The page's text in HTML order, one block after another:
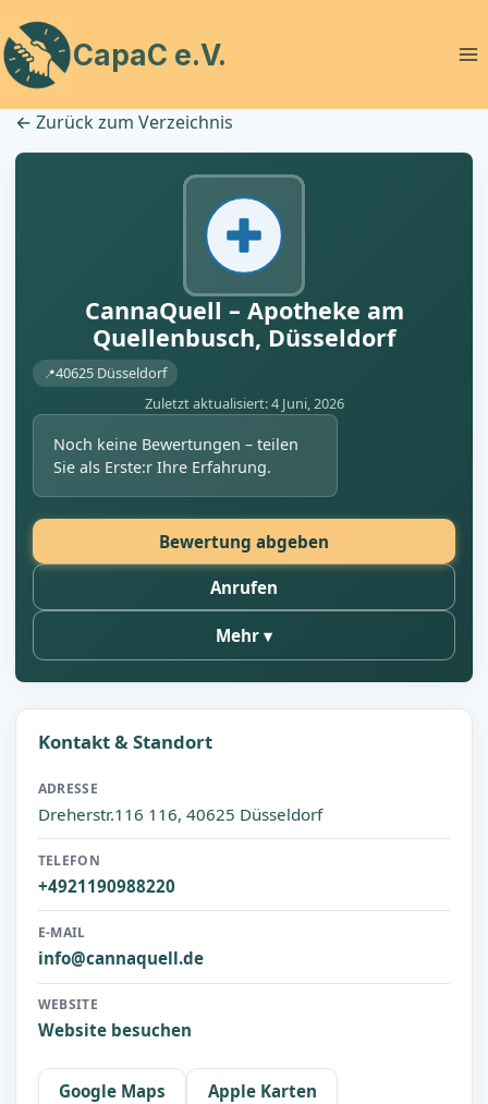
Inhalt
springen
CapaC e.V.
← Zurück zum Verzeichnis
CannaQuell – Apotheke am
Quellenbusch, Düsseldorf
40625 Düsseldorf
Zuletzt aktualisiert: 4 Juni, 2026
Noch keine Bewertungen – teilen
Sie als Erste:r Ihre Erfahrung.
Bewertung abgeben
Anrufen
Mehr
Kontakt & Standort
ADRESSE
Dreherstr.116 116, 40625 Düsseldorf
TELEFON
+4921190988220
E-MAIL
info@cannaquell.de
WEBSITE
Website besuchen
Google Maps Apple Karten